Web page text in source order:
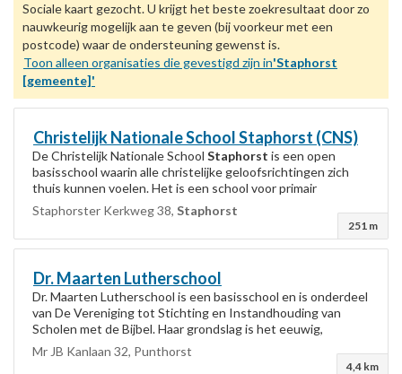
Sociale kaart gezocht. U krijgt het beste zoekresultaat door zo
nauwkeurig mogelijk aan te geven (bij voorkeur met een
postcode) waar de ondersteuning gewenst is.
Toon alleen organisaties die gevestigd zijn in'Staphorst
[gemeente]'
Christelijk Nationale SchoolStaphorst (CNS)
De Christelijk Nationale School Staphorst is een open
basisschool waarin alle christelijke geloofsrichtingen zich
thuis kunnen voelen. Het is een school voor primair
onderwijs met de Bijbel als basis voor...
Staphorster Kerkweg 38, Staphorst
251 m
Dr. Maarten Lutherschool
Dr. Maarten Lutherschool is een basisschool en is onderdeel
van De Vereniging tot Stichting en Instandhouding van
Scholen met de Bijbel. Haar grondslag is het eeuwig,
onveranderlijk Woord van God. Haar...
Mr JB Kanlaan 32, Punthorst
4,4 km